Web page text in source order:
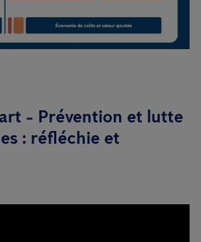
- Prévention et lutte
: réfléchie et